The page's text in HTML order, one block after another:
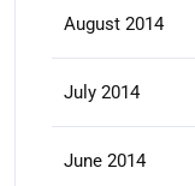
August 2014
July 2014
June 2014